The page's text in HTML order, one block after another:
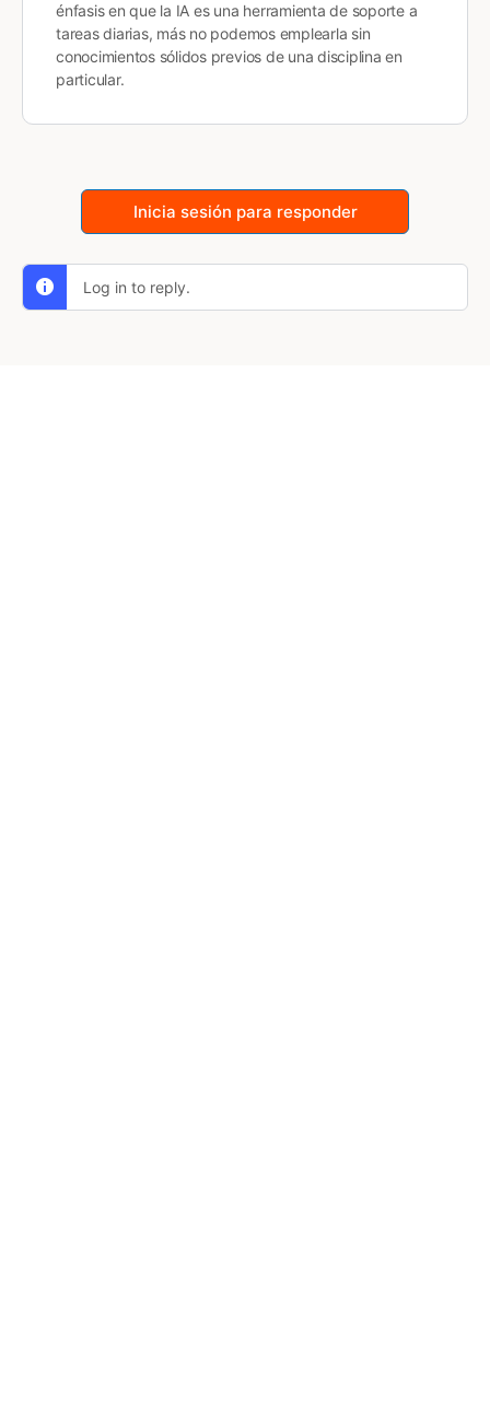
énfasis en que la IA es una herramienta de soporte a
tareas diarias, más no podemos emplearla sin
conocimientos sólidos previos de una disciplina en
particular.
Inicia sesión para responder
Log in to reply.